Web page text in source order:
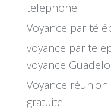
telephone
Voyance par
voyance par
voyance
Voyance
gratuite